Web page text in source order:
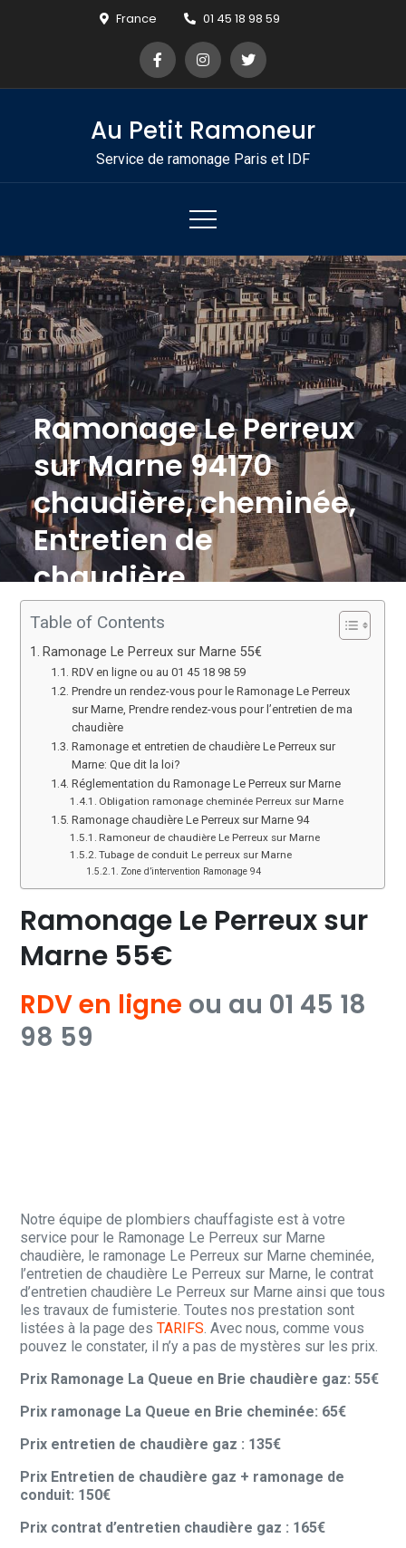
France 01 45 18 98 59
Au Petit Ramoneur
Service de ramonage Paris et IDF
Ramonage Le Perreux
sur Marne 94170
chaudière, cheminée,
Entretien de
chaudière
Table of Contents
Ramonage Le Perreux sur Marne 55€
RDV en ligne ou au 01 45 18 98 59
Prendre un rendez-vous pour le Ramonage Le Perreux
sur Marne, Prendre rendez-vous pour l’entretien de ma
chaudière
Ramonage et entretien de chaudière Le Perreux sur
Marne: Que dit la loi?
Réglementation du Ramonage Le Perreux sur Marne
Obligation ramonage cheminée Perreux sur Marne
Ramonage chaudière Le Perreux sur Marne 94
Ramoneur de chaudière Le Perreux sur Marne
Tubage de conduit Le perreux sur Marne
Zone d’intervention Ramonage 94
Ramonage Le Perreux sur
Marne 55€
RDV en ligne ou au 01 45 18
98 59
Notre équipe de plombiers chauffagiste est à votre
service pour le Ramonage Le Perreux sur Marne
chaudière, le ramonage Le Perreux sur Marne cheminée,
l’entretien de chaudière Le Perreux sur Marne, le contrat
d’entretien chaudière Le Perreux sur Marne ainsi que tous
les travaux de fumisterie. Toutes nos prestation sont
listées à la page desTARIFS. Avec nous, comme vous
pouvez le constater, il n’y a pas de mystères sur les prix.
Prix Ramonage La Queue en Brie chaudière gaz: 55€
Prix ramonage La Queue en Brie cheminée: 65€
Prix entretien de chaudière gaz : 135€
Prix Entretien de chaudière gaz + ramonage de
conduit: 150€
Prix contrat d’entretien chaudière gaz : 165€